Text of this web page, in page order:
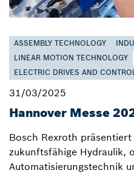
ASSEMBLY TECHNOLOGY
LINEAR MOTION TECHNOLOGY
ELECTRIC DRIVES AND
31/03/2025
Hannover Messe
Bosch Rexroth
zukunftsfähige Hydraulik,
Automatisierungstechnik